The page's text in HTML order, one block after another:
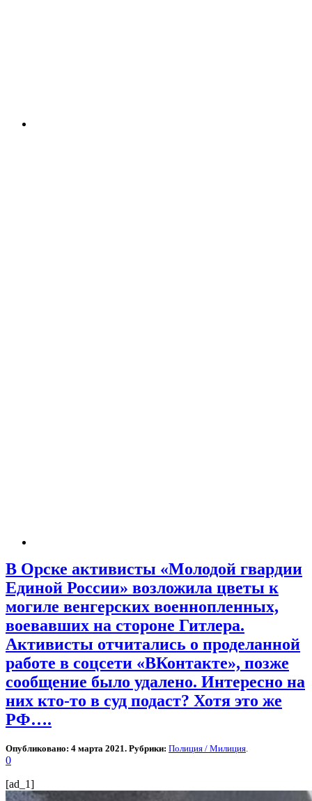
В Орске активисты «Молодой гвардии
Единой России» возложила цветы к
могиле венгерских военнопленных,
воевавших на стороне Гитлера.
Активисты отчитались о проделанной
работе в соцсети «ВКонтакте», позже
сообщение было удалено. Интересно на
них кто-то в суд подаст? Хотя это же
РФ….
Опубликовано: 4 марта 2021. Рубрики: Полиция / Милиция
0
[ad_1]